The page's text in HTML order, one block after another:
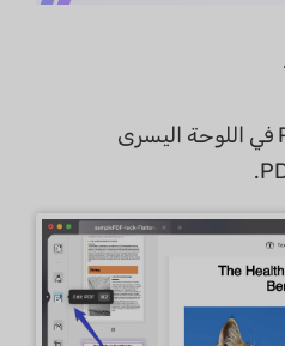
انقر على أيقونة تحرير PDF في اللوحة اليسرى